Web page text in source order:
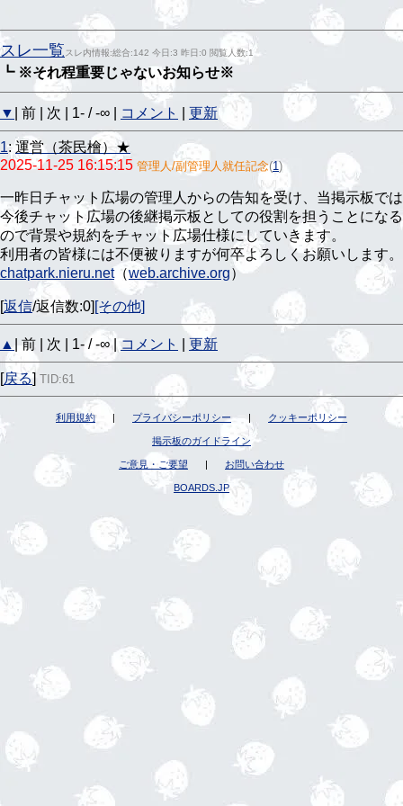
スレ一覧 スレ内情報:総合:142 今日:3 昨日:0 閲覧人数:1
┗ ※それ程重要じゃないお知らせ※
▼ | 前 | 次 | 1- / -∞ | コメント 更新
1:運営（茶民檜）★
2025-11-25 16:15:15 管理人/副管理人就任記念(1)
一昨日チャット広場の管理人からの告知を受け、当掲示板では
今後チャット広場の後継掲示板としての役割を担うことになる
ので背景や規約をチャット広場仕様にしていきます。
利用者の皆様には不便被りますが何卒よろしくお願いします。
chatpark.nieru.net（web.archive.org）
[返信/返信数:0] [その他]
▲ | 前 | 次 | 1- / -∞ | コメント 更新
[戻る] TID:61
利用規約 | プライバシーポリシー | クッキーポリシー
掲示板のガイドライン
ご意見・ご要望 お問い合わせ
BOARDS.JP